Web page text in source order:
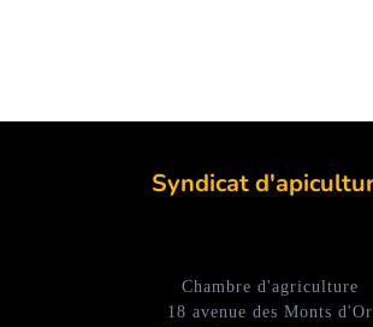
Syndicat
Chambre d'agriculture
18 avenue des Monts d'Or